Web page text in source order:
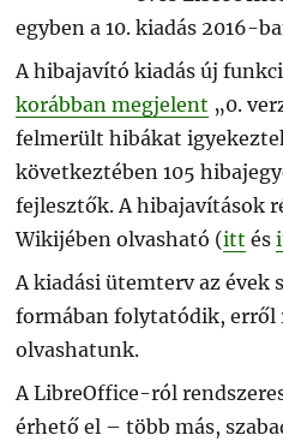
egyben a 10. kiadás 2016-
A hibajavító kiadás új
korábban megjelent „0.
felmerült hibákat
következtében 105
fejlesztők. A hibajavítások
Wikijében olvasható (itt és
A kiadási ütemterv az évek
formában folytatódik, erről
olvashatunk.
A LibreOffice-ról
érhető el – több más,